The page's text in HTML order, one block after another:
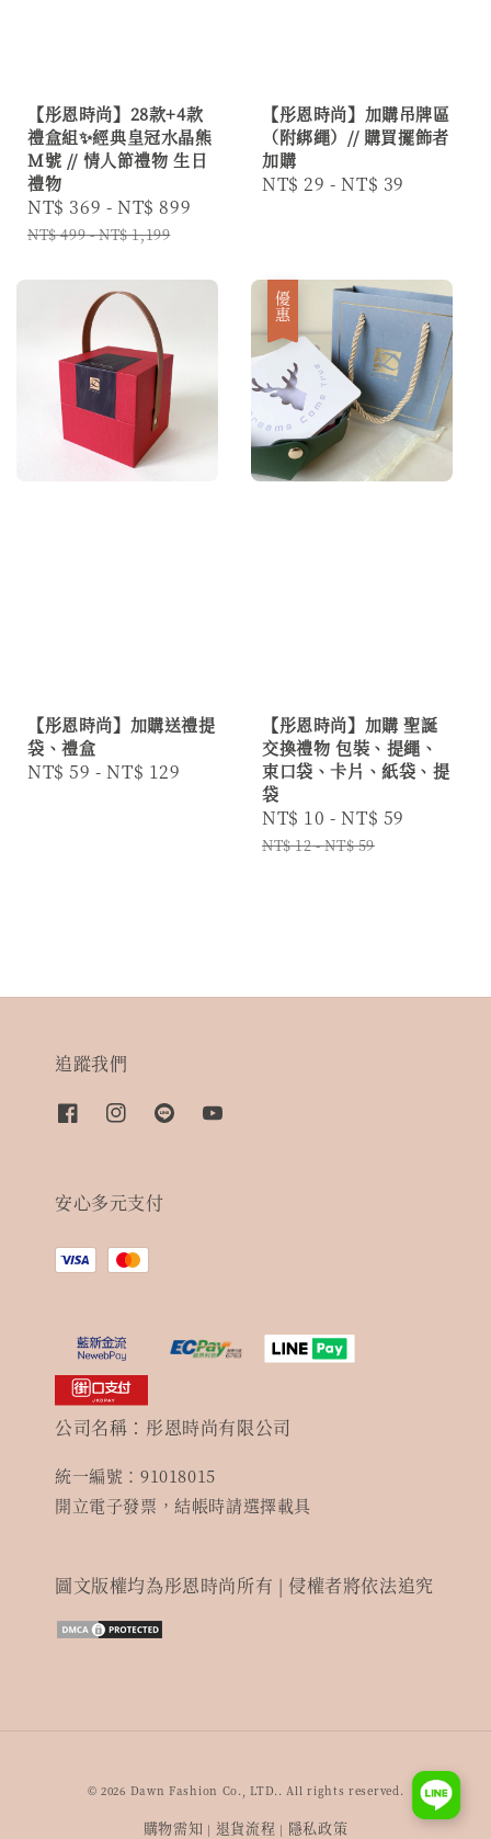
【彤恩時尚】28款+4款
禮盒組✨經典皇冠水晶熊
M號 // 情人節禮物 生日
禮物
Sale
price
NT$ 369 -NT$ 899
NT$ 499-NT$ 1,199
【彤恩時尚】加購吊牌區
（附綁繩）// 購買擺飾者
加購
Regular
NT$ 29 -NT$ 39
【彤恩時尚】加購送禮提
袋、禮盒
Regular
NT$ 59 -NT$ 129
優惠
【彤恩時尚】加購 聖誕
交換禮物 包裝、提繩、
束口袋、卡片、紙袋、提
袋
Sale
price
NT$ 10 -NT$ 59
NT$ 12-NT$ 59
追蹤我們
安心多元支付
公司名稱：彤恩時尚有限公司
統一編號：91018015
開立電子發票，結帳時請選擇載具
圖文版權均為彤恩時尚所有 | 侵權者將依法追究
© 2026 Dawn Fashion Co., LTD.. All rights reserved.
購物需知 | 退貨流程 | 隱私政策